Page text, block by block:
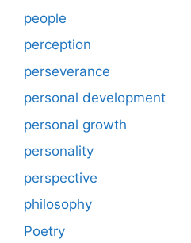
people
perception
perseverance
personal development
personal growth
personality
perspective
philosophy
Poetry